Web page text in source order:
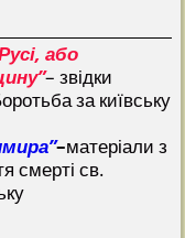
або
– звідки
за київську
–матеріали з
смерті св.